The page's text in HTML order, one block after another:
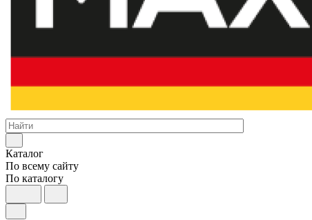
Каталог
По всему сайту
По каталогу